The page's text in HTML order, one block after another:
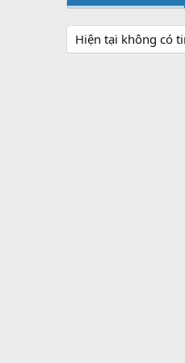
Hiện tại không có